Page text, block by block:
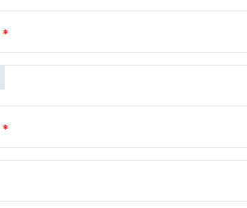
*
*